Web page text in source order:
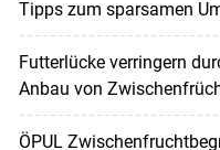
Tipps zum sparsamen
Futterlücke verringern
Anbau von
ÖPUL